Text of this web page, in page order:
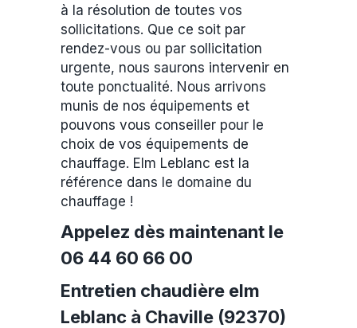
à la résolution de toutes vos
sollicitations. Que ce soit par
rendez-vous ou par sollicitation
urgente, nous saurons intervenir en
toute ponctualité. Nous arrivons
munis de nos équipements et
pouvons vous conseiller pour le
choix de vos équipements de
chauffage. Elm Leblanc est la
référence dans le domaine du
chauffage !
Appelez dès maintenant le
06 44 60 66 00
Entretien chaudière elm
Leblanc à Chaville (92370)